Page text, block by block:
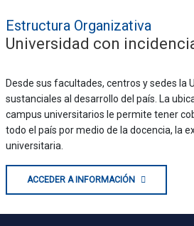
Estructura Organizativa
Universidad con
Desde sus facultades, centros y sedes la
sustanciales al desarrollo del país. La
campus universitarios le permite tener
todo el país por medio de la docencia, la
universitaria.
ACCEDER A INFORMACIÓN